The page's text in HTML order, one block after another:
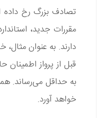
تصادف بزرگ رخ داده
مقررات جدید،
دارند. به عنوان
قبل از پرواز
به حداقل می‌رساند.
خواهد آورد.